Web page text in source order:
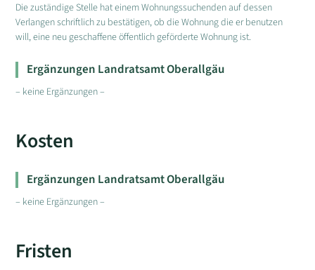
Die zuständige Stelle hat einem Wohnungssuchenden auf dessen
Verlangen schriftlich zu bestätigen, ob die Wohnung die er benutzen
will, eine neu geschaffene öffentlich geförderte Wohnung ist.
Ergänzungen Landratsamt Oberallgäu
– keine Ergänzungen –
Kosten
Ergänzungen Landratsamt Oberallgäu
– keine Ergänzungen –
Fristen